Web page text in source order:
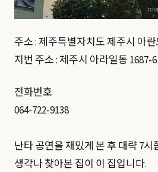
주소 : 제주특별자치도 제주시 아
지번 주소 : 제주시 아라일동 1687-6
전화번호
064-722-9138
난타 공연을 재밌게 본 후 대략 7시
생각나 찾아본 집이 이 집입니다.